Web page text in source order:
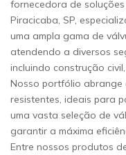
fornecedora de
Piracicaba, SP,
uma ampla gama de
atendendo a diversos
incluindo construção
Nosso portfólio abrange
resistentes, ideais para
uma vasta seleção de
garantir a máxima
Entre nossos produtos